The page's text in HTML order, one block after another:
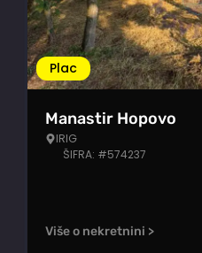
Plac
Manastir Hopovo
IRIG
ŠIFRA: #574237
Više o nekretnini >